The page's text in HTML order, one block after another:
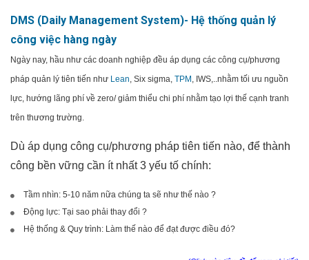
DMS (Daily Management System)- Hệ thống quản lý
công việc hàng ngày
Ngày nay, hầu như các doanh nghiệp đều áp dụng các công cụ/phương
pháp quản lý tiên tiến như Lean, Six sigma, TPM , IWS,..nhằm tối ưu nguồn
lực, hướng lãng phí về zero/ giảm thiểu chi phí nhằm tạo lợi thế cạnh tranh
trên thương trường.
Dù áp dụng công cụ/phương pháp tiên tiến nào, để thành
công bền vững cần ít nhất 3 yếu tố chính:
Tầm nhìn: 5-10 năm nữa chúng ta sẽ như thế nào ?
Động lực: Tại sao phải thay đổi ?
Hệ thống & Quy trình: Làm thế nào để đạt được điều đó?